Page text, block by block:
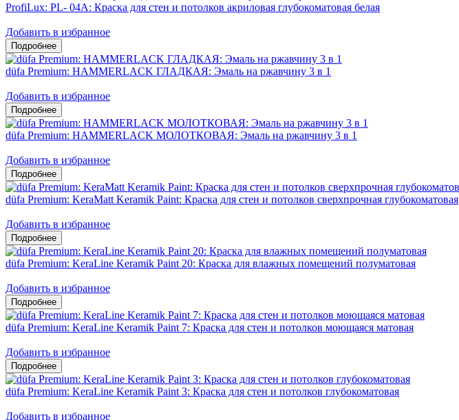
ProfiLux: PL- 04А: Краска для стен и потолков акриловая глубокоматовая белая
Добавить в избранное
düfa Premium: HAMMERLACK ГЛАДКАЯ: Эмаль на ржавчину 3 в 1
Добавить в избранное
düfa Premium: HAMMERLACK МОЛОТКОВАЯ: Эмаль на ржавчину 3 в 1
Добавить в избранное
düfa Premium: KeraMatt Keramik Paint: Краска для стен и потолков сверхпрочная глубокоматовая
Добавить в избранное
düfa Premium: KeraLine Keramik Paint 20: Краска для влажных помещений полуматовая
Добавить в избранное
düfa Premium: KeraLine Keramik Paint 7: Краска для стен и потолков моющаяся матовая
Добавить в избранное
düfa Premium: KeraLine Keramik Paint 3: Краска для стен и потолков глубокоматовая
Добавить в избранное